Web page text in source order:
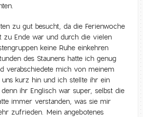
zu gut besucht, da die Ferienwoche
zu Ende war und durch die vielen
keine Ruhe einkehren
des Staunens hatte ich genug
verabschiedete mich von meinem
kurz hin und ich stellte ihr ein
ihr Englisch war super, selbst die
immer verstanden, was sie mir
zufrieden. Mein angebotenes